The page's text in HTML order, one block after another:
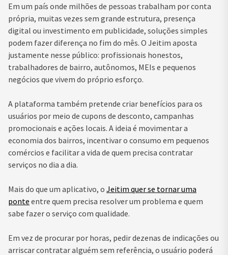
Em um país onde milhões de pessoas trabalham por conta
própria, muitas vezes sem grande estrutura, presença
digital ou investimento em publicidade, soluções simples
podem fazer diferença no fim do mês. O Jeitim aposta
justamente nesse público: profissionais honestos,
trabalhadores de bairro, autônomos, MEIs e pequenos
negócios que vivem do próprio esforço.
A plataforma também pretende criar benefícios para os
usuários por meio de cupons de desconto, campanhas
promocionais e ações locais. A ideia é movimentar a
economia dos bairros, incentivar o consumo em pequenos
comércios e facilitar a vida de quem precisa contratar
serviços no dia a dia.
Mais do que um aplicativo, o Jeitim quer se tornar uma
ponte entre quem precisa resolver um problema e quem
sabe fazer o serviço com qualidade.
Em vez de procurar por horas, pedir dezenas de indicações ou
arriscar contratar alguém sem referência, o usuário poderá